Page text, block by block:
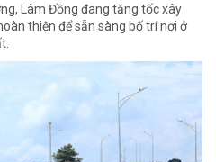
Lâm Đồng đang tăng tốc xây
thiện để sẵn sàng bố trí nơi ở